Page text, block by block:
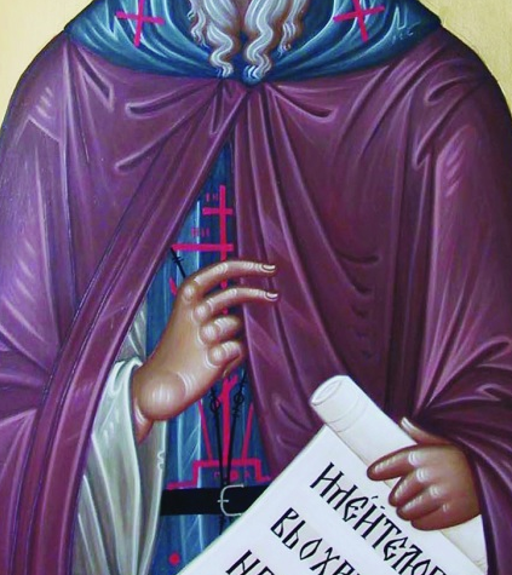
Галерея Монастыри-мученики Сийский
Сийский монастырь.
Сийский монастырь. Святыни
05.10.2015
Главной святыней Сийского монастыря была икона
преподобным Антонием .Именно им было положено начало
в ХХ веке, после возрождения Сийского монастыря, была
он «предался посту и молитве, этим более всего
чудотворениями. По молитвам перед ней прозревали
недосмотру деревянный Троицкий храм сгорел, но
неповрежденной. Сохранились сведения о том, что в
написанные преподобным Антонием. Известно также о
игумена Питирима, которому преподобный Антоний велел
преподобный Антоний Сийский наряду с преподобными
почитается как святой покровитель иконописцев.
Долгое время икона считалась утерянной. Но к 20 – летию
запасниках ГМО «Художественная культура Русского